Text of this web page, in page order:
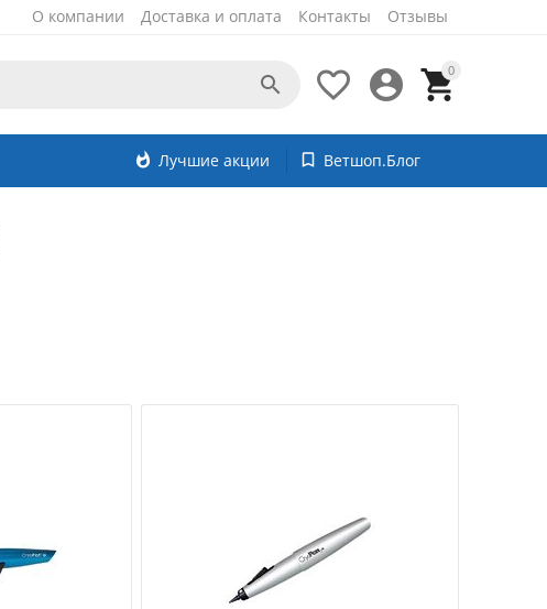
О компании Доставка и оплата Контакты Отзывы
0




whatshot Лучшие акции bookmark_border Ветшоп.Блог